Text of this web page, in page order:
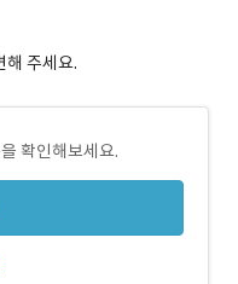
해 주세요.
확인해보세요.